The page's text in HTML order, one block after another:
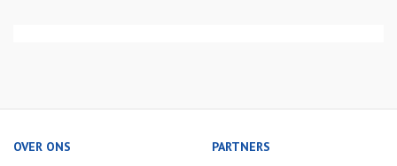
OVER ONS PARTNERS